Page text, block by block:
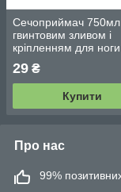
Сечоприймач 750мл
гвинтовим зливом і
кріпленням для ноги
трубки 10± 2)
29 ₴
Купити
Про нас
99% позитивних